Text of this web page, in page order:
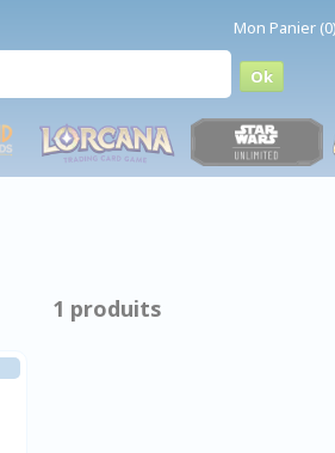
Mon Panier (0)
1 produits